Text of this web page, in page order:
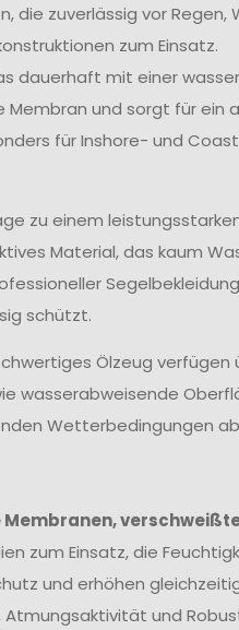
zuverlässig vor Regen,
zum Einsatz.
dauerhaft mit einer
und sorgt für ein
für Inshore- und
zu einem
Material, das kaum
schützt.
Ölzeug verfügen
wasserabweisende
Wetterbedingungen
zum Einsatz, die
und erhöhen
und